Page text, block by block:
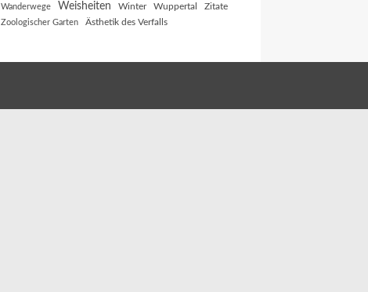
Wanderwege Weisheiten Winter Wuppertal Zitate
Zoologischer Garten Ästhetik des Verfalls